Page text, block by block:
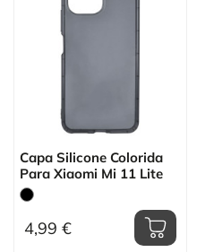
Capa Silicone Colorida
Para Xiaomi Mi 11 Lite
4,99 €